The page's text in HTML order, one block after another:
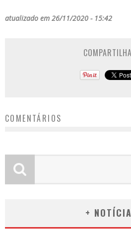
atualizado em 26/11/2020 - 15:42
COMENTÁRIOS
+